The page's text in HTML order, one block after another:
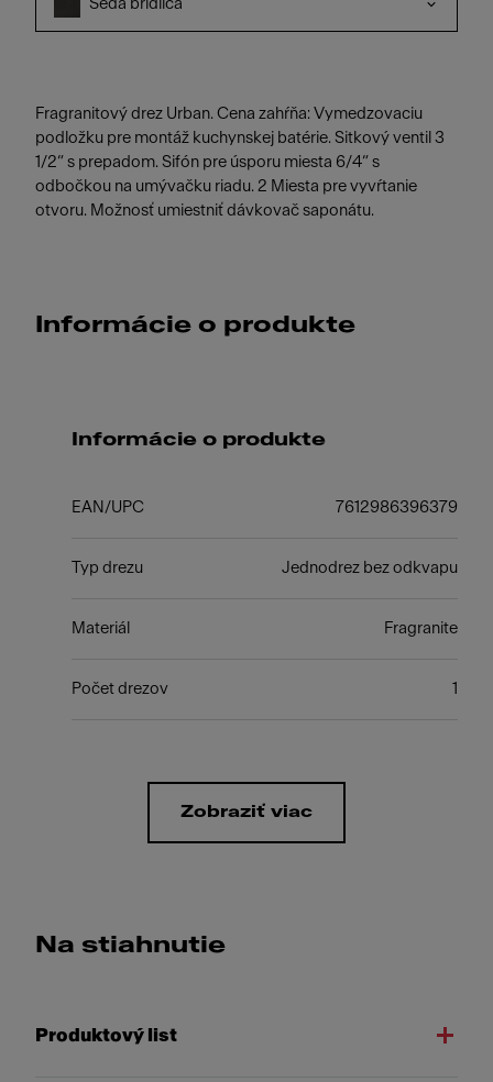
Šedá bridlica
Fragranitový drez Urban. Cena zahŕňa: Vymedzovaciu
podložku pre montáž kuchynskej batérie. Sitkový ventil 3
1/2“ s prepadom. Sifón pre úsporu miesta 6/4“ s
odbočkou na umývačku riadu. 2 Miesta pre vyvŕtanie
otvoru. Možnosť umiestniť dávkovač saponátu.
Informácie o produkte
Informácie o produkte
EAN/UPC 7612986396379
Typ drezu Jednodrez bez odkvapu
Materiál Fragranite
Počet drezov 1
Zobraziť viac
Na stiahnutie
Produktový list